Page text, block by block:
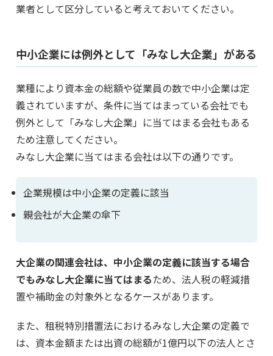
業者として区分していると考えておいてください。
中小企業には例外として「みなし大企業」がある
業種により資本金の総額や従業員の数で中小企業は定
義されていますが、条件に当てはまっている会社でも
例外として「みなし大企業」に当てはまる会社もある
ため注意してください。
みなし大企業に当てはまる会社は以下の通りです。
企業規模は中小企業の定義に該当
親会社が大企業の傘下
大企業の関連会社は、中小企業の定義に該当する場合
でもみなし大企業に当てはまるため、法人税の軽減措
置や補助金の対象外となるケースがあります。
また、租税特別措置法におけるみなし大企業の定義で
は、資本金額または出資の総額が1億円以下の法人とさ